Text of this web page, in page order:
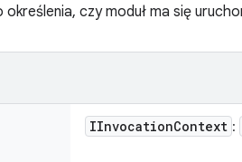
czy moduł ma się
IInvocationContext :